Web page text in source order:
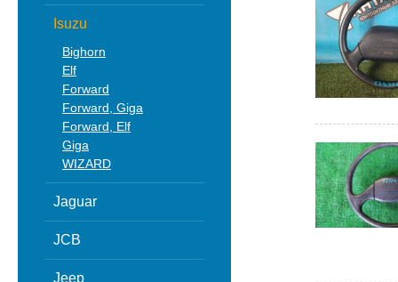
Isuzu
Bighorn
Elf
Forward
Forward, Giga
Forward, Elf
Giga
WIZARD
Jaguar
JCB
Jeep